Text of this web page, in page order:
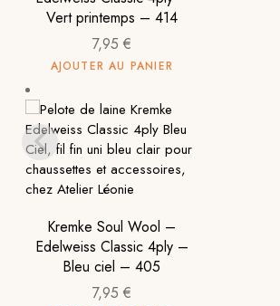
Vert printemps – 414
7,95 €
AJOUTER AU PANIER
Kremke Soul Wool –
Edelweiss Classic 4ply –
Bleu ciel – 405
7,95 €